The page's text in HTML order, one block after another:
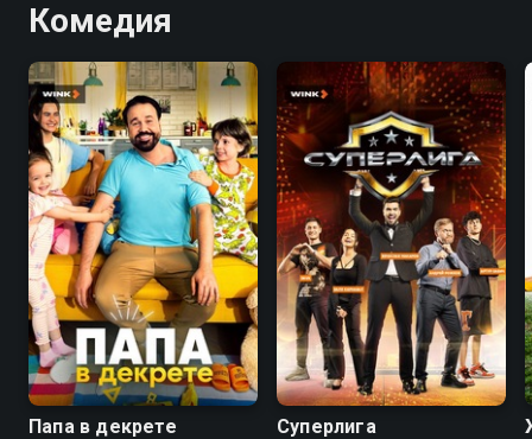
Комедия
7.7
Папа в декрете
5.1
Суперлига